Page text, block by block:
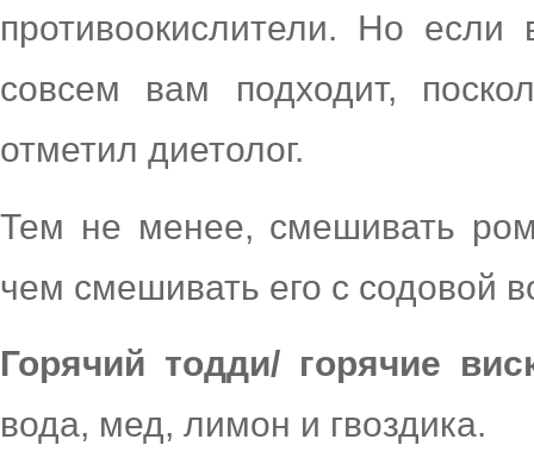
противоокислители. Но
совсем вам подходит,
отметил диетолог.
Тем не менее, смешивать
чем смешивать его с содовой
Горячий тодди/ горячие
вода, мед, лимон и гвоздика.